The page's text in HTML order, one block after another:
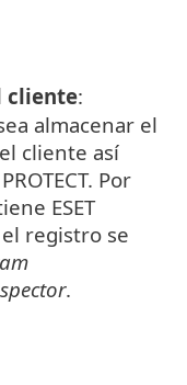
cliente:
almacenar el
cliente así
Por
ESET
registro se
.